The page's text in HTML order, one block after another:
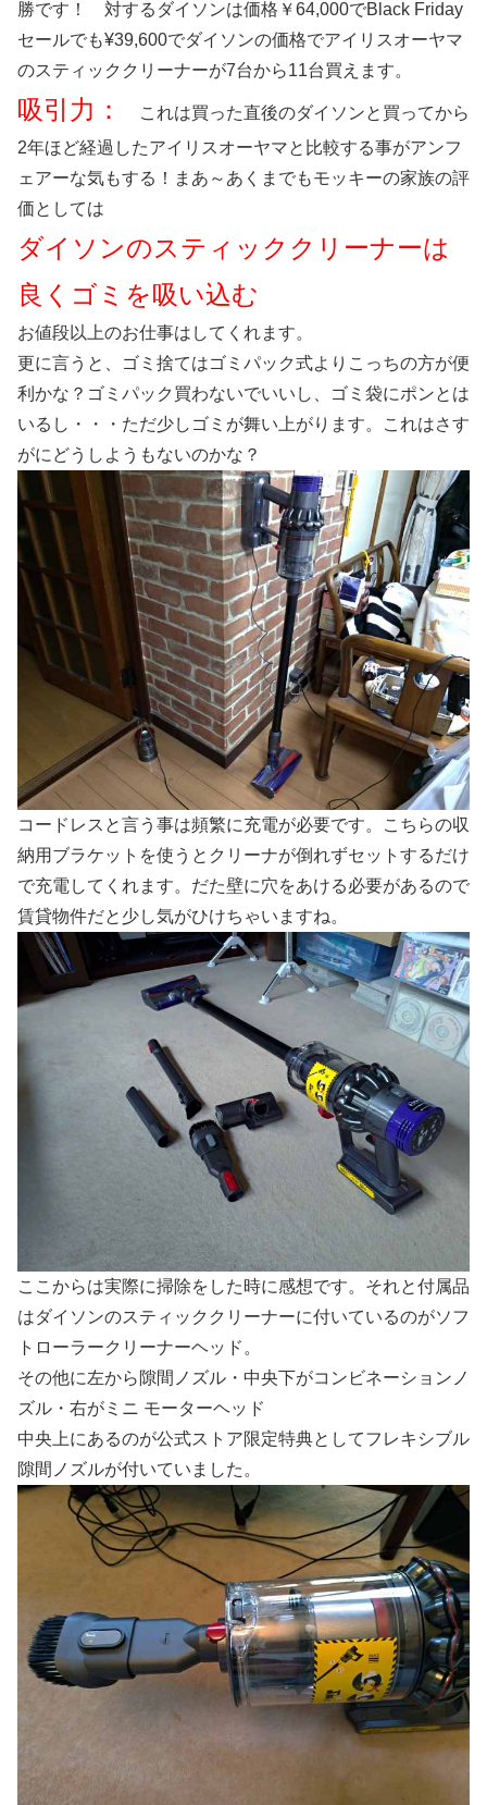
勝です！ 対するダイソンは価格￥64,000でBlack Friday
セールでも¥39,600でダイソンの価格でアイリスオーヤマ
のスティッククリーナーが7台から11台買えます。
吸引力：
これは買った直後のダイソンと買ってから
2年ほど経過したアイリスオーヤマと比較する事がアンフ
ェアーな気もする！まあ～あくまでもモッキーの家族の評
価としては
ダイソンのスティッククリーナーは
良くゴミを吸い込む
お値段以上のお仕事はしてくれます。
更に言うと、ゴミ捨てはゴミパック式よりこっちの方が便
利かな？ゴミパック買わないでいいし、ゴミ袋にポンとは
いるし・・・ただ少しゴミが舞い上がります。これはさす
がにどうしようもないのかな？
コードレスと言う事は頻繁に充電が必要です。こちらの収
納用ブラケットを使うとクリーナが倒れずセットするだけ
で充電してくれます。だた壁に穴をあける必要があるので
賃貸物件だと少し気がひけちゃいますね。
ここからは実際に掃除をした時に感想です。それと付属品
はダイソンのスティッククリーナーに付いているのがソフ
トローラークリーナーヘッド。
その他に左から隙間ノズル・中央下がコンビネーションノ
ズル・右がミニ モーターヘッド
中央上にあるのが公式ストア限定特典としてフレキシブル
隙間ノズルが付いていました。